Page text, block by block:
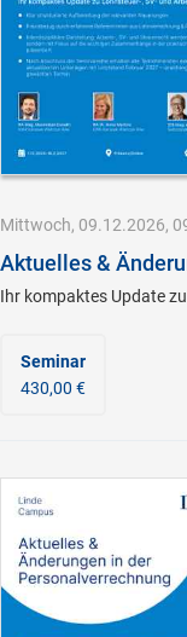
Mittwoch, 09.12.2026,
Aktuelles &
Ihr kompaktes Update
Seminar
430,00 €